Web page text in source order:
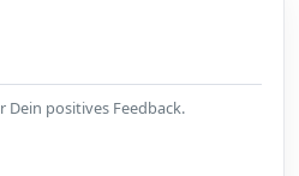
positives Feedback.